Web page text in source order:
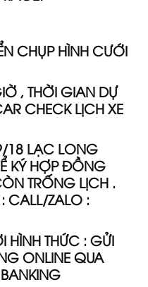
CHỤP HÌNH CƯỚI
, THỜI GIAN DỰ
CHECK LỊCH XE
18 LẠC LONG
KÝ HỢP ĐỒNG
TRỐNG LỊCH .
: CALL/ZALO :
HÌNH THỨC : GỬI
ONLINE QUA